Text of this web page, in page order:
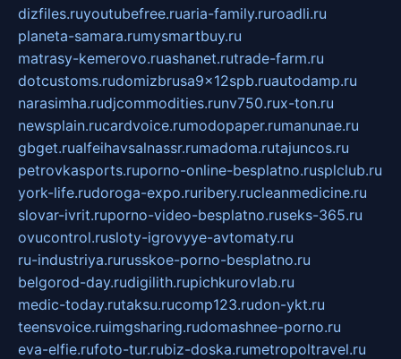
dizfiles.ruyoutubefree.ruaria-family.ruroadli.ru
planeta-samara.rumysmartbuy.ru
matrasy-kemerovo.ruashanet.rutrade-farm.ru
dotcustoms.rudomizbrusa9x12spb.ruautodamp.ru
narasimha.rudjcommodities.runv750.rux-ton.ru
newsplain.rucardvoice.rumodopaper.rumanunae.ru
gbget.rualfeihavsalnassr.rumadoma.rutajuncos.ru
petrovkasports.ruporno-online-besplatno.rusplclub.ru
york-life.rudoroga-expo.ruribery.rucleanmedicine.ru
slovar-ivrit.ruporno-video-besplatno.ruseks-365.ru
ovucontrol.rusloty-igrovyye-avtomaty.ru
ru-industriya.rurusskoe-porno-besplatno.ru
belgorod-day.rudigilith.rupichkurovlab.ru
medic-today.rutaksu.rucomp123.rudon-ykt.ru
teensvoice.ruimgsharing.rudomashnee-porno.ru
eva-elfie.rufoto-tur.rubiz-doska.rumetropoltravel.ru